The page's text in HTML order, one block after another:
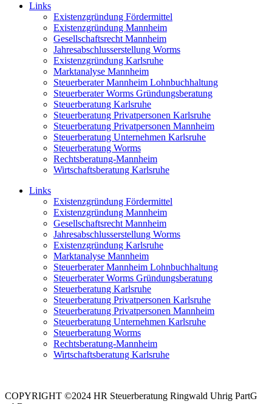
Links
Existenzgründung Fördermittel
Existenzgründung Mannheim
Gesellschaftsrecht Mannheim
Jahresabschlusserstellung Worms
Existenzgründung Karlsruhe
Marktanalyse Mannheim
Steuerberater Mannheim Lohnbuchhaltung
Steuerberater Worms Gründungsberatung
Steuerberatung Karlsruhe
Steuerberatung Privatpersonen Karlsruhe
Steuerberatung Privatpersonen Mannheim
Steuerberatung Unternehmen Karlsruhe
Steuerberatung Worms
Rechtsberatung-Mannheim
Wirtschaftsberatung Karlsruhe
Links
Existenzgründung Fördermittel
Existenzgründung Mannheim
Gesellschaftsrecht Mannheim
Jahresabschlusserstellung Worms
Existenzgründung Karlsruhe
Marktanalyse Mannheim
Steuerberater Mannheim Lohnbuchhaltung
Steuerberater Worms Gründungsberatung
Steuerberatung Karlsruhe
Steuerberatung Privatpersonen Karlsruhe
Steuerberatung Privatpersonen Mannheim
Steuerberatung Unternehmen Karlsruhe
Steuerberatung Worms
Rechtsberatung-Mannheim
Wirtschaftsberatung Karlsruhe
COPYRIGHT ©2024 HR Steuerberatung Ringwald Uhrig PartG